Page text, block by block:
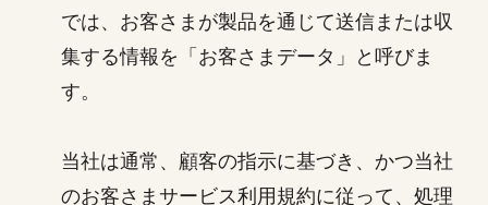
では、お客さまが製品を通じて送信または収
集する情報を「お客さまデータ」と呼びま
す。
当社は通常、顧客の指示に基づき、かつ当社
のお客さまサービス利用規約に従って、処理